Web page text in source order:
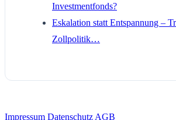
Investmentfonds?
Eskalation statt Entspannung –
Zollpolitik…
Impressum Datenschutz AGB